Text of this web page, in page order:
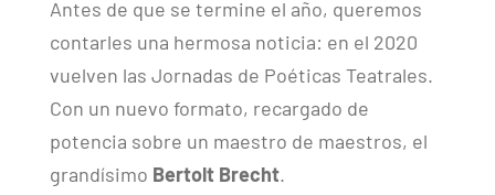
Antes de que se termine el año, queremos
contarles una hermosa noticia: en el 2020
vuelven las Jornadas de Poéticas Teatrales.
Con un nuevo formato, recargado de
potencia sobre un maestro de maestros, el
grandísimo Bertolt Brecht.